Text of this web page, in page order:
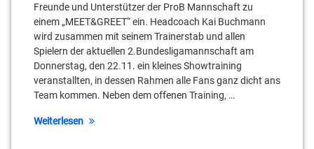
Freunde und Unterstützer der ProB Mannschaft zu
einem „MEET&GREET“ ein. Headcoach Kai Buchmann
wird zusammen mit seinem Trainerstab und allen
Spielern der aktuellen 2.Bundesligamannschaft am
Donnerstag, den 22.11. ein kleines Showtraining
veranstallten, in dessen Rahmen alle Fans ganz dicht ans
Team kommen. Neben dem offenen Training, …
Weiterlesen